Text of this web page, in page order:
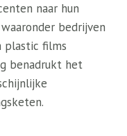
naar hun
bedrijven
plastic films
benadrukt het